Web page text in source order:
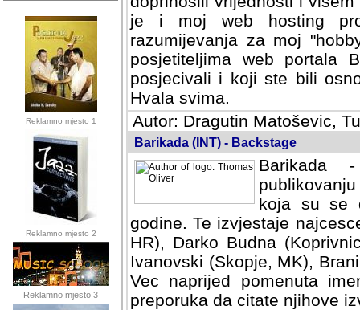
Reklamno mjesto 1
Reklamno mjesto 2
Reklamno mjesto 3
je i moj web hosting
razumijevanja za moj
posjetiteljima web portala
posjecivali i koji ste bili
Hvala svima.
Autor: Dragutin Matoševic,
Barikada (INT) - Backstage
Barikada
koja su se
godine. Te izvjestaje
HR), Darko Budna
Ivanovski (Skopje, MK),
Vec naprijed pomenuta
preporuka da citate njihove